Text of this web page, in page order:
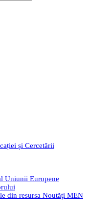
și Cercetării
Uniunii Europene
din resursa Noutăți MEN